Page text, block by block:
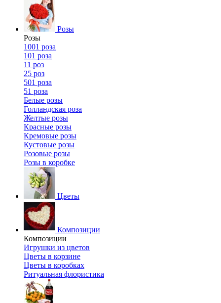
Розы
Розы
1001 роза
101 роза
11 роз
25 роз
501 роза
51 роза
Белые розы
Голландская роза
Желтые розы
Красные розы
Кремовые розы
Кустовые розы
Розовые розы
Розы в коробке
Цветы
Композиции
Композиции
Игрушки из цветов
Цветы в корзине
Цветы в коробках
Ритуальная флористика